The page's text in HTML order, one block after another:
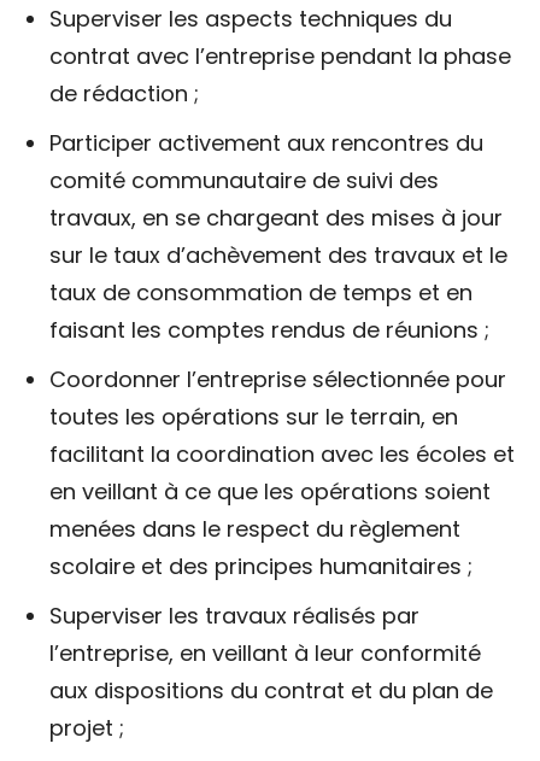
Superviser les aspects techniques du
contrat avec l’entreprise pendant la phase
de rédaction ;
Participer activement aux rencontres du
comité communautaire de suivi des
travaux, en se chargeant des mises à jour
sur le taux d’achèvement des travaux et le
taux de consommation de temps et en
faisant les comptes rendus de réunions ;
Coordonner l’entreprise sélectionnée pour
toutes les opérations sur le terrain, en
facilitant la coordination avec les écoles et
en veillant à ce que les opérations soient
menées dans le respect du règlement
scolaire et des principes humanitaires ;
Superviser les travaux réalisés par
l’entreprise, en veillant à leur conformité
aux dispositions du contrat et du plan de
projet ;